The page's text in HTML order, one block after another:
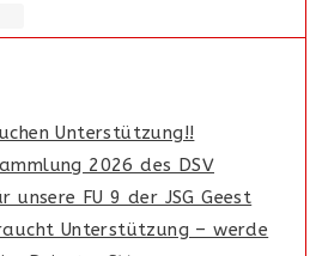
Unterstützung!!
2026 des DSV
unsere FU 9 der JSG Geest
Unterstützung – werde